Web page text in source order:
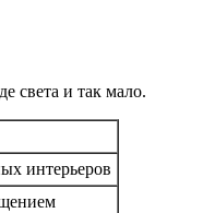
света и так мало.
интерьеров